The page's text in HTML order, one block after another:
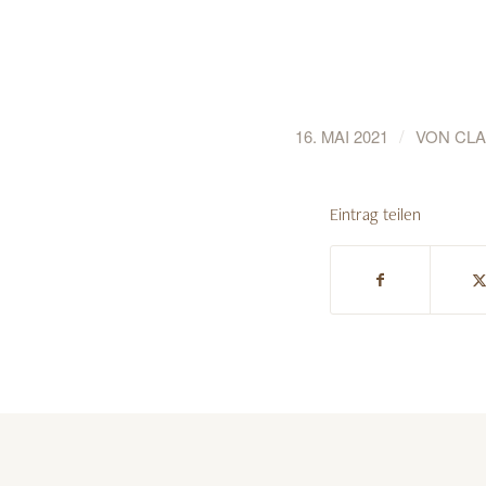
16. MAI 2021 / VON
Eintrag teilen